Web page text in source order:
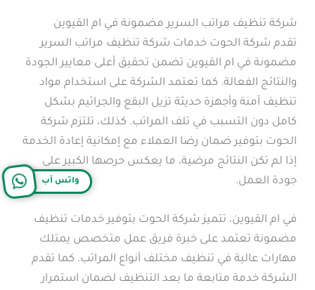
شركة تنظيف مراتب السرير مضمونة في ام القيوين
تقدم شركة الحوت خدمات شركة تنظيف مراتب السرير
مضمونة في ام القيوين تضمن تحقيق أعلى معايير الجودة
والنتائج الفعالة. كما تعتمد الشركة على استخدام مواد
تنظيف آمنة وأجهزة حديثة تزيل البقع والجراثيم بشكل
كامل دون التسبب في تلف المراتب. كذلك، تلتزم شركة
الحوت بتوفير ضمان رضا العملاء مع إمكانية إعادة الخدمة
إذا لم تكن النتائج مرضية، ما يعكس حرصها الكبير على
جودة العمل.
في ام القيوين، تتميز شركة الحوت بتوفير خدمات تنظيف
مضمونة تعتمد على خبرة فريق عمل متخصص يمتلك
مهارات عالية في تنظيف مختلف أنواع المراتب. كما تقدم
الشركة خدمة متابعة ما بعد التنظيف لضمان استمرار
واتس آب